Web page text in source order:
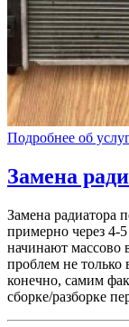
Подробнее об
Замена
Замена радиатора
примерно через 4-
начинают массово
проблем не
конечно, самим
сборке/разборке